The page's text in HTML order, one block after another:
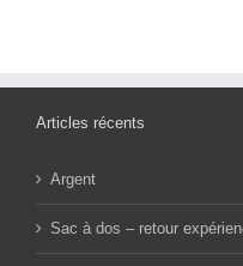
Articles récents
Argent
Sac à dos – retour